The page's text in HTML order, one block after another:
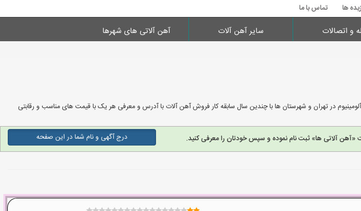
ها تماس با ما
و اتصالات سایر آهن آلات آهن آلاتی های شهرها
در تهران و شهرستان ها با چندین سال سابقه کار فروش آهن آلات با آدرس و معرفی هر یک با قیمت های مناسب و رقابتی
«آهن آلاتی ها» ثبت نام نموده و سپس خودتان را معرفی کنید. درج آگهی و نام شما در این صفحه